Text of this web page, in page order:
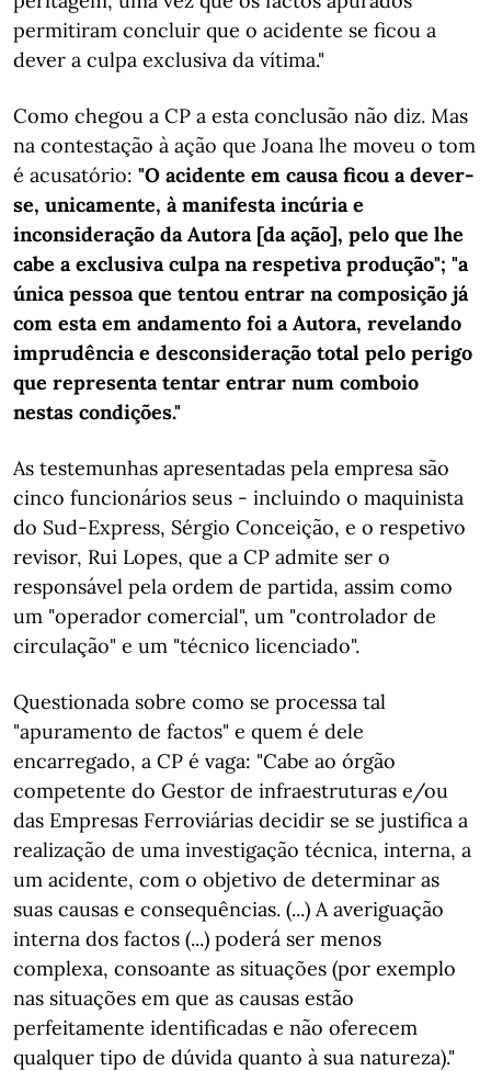
permitiram concluir que o acidente se ficou a
dever a culpa exclusiva da vítima."
Como chegou a CP a esta conclusão não diz. Mas
na contestação à ação que Joana lhe moveu o tom
é acusatório: "O acidente em causa ficou a dever-
se, unicamente, à manifesta incúria e
inconsideração da Autora [da ação], pelo que lhe
cabe a exclusiva culpa na respetiva produção"; "a
única pessoa que tentou entrar na composição já
com esta em andamento foi a Autora, revelando
imprudência e desconsideração total pelo perigo
que representa tentar entrar num comboio
nestas condições."
As testemunhas apresentadas pela empresa são
cinco funcionários seus - incluindo o maquinista
do Sud-Express, Sérgio Conceição, e o respetivo
revisor, Rui Lopes, que a CP admite ser o
responsável pela ordem de partida, assim como
um "operador comercial", um "controlador de
circulação" e um "técnico licenciado".
Questionada sobre como se processa tal
"apuramento de factos" e quem é dele
encarregado, a CP é vaga: "Cabe ao órgão
competente do Gestor de infraestruturas e/ou
das Empresas Ferroviárias decidir se se justifica a
realização de uma investigação técnica, interna, a
um acidente, com o objetivo de determinar as
suas causas e consequências. (...) A averiguação
interna dos factos (...) poderá ser menos
complexa, consoante as situações (por exemplo
nas situações em que as causas estão
perfeitamente identificadas e não oferecem
qualquer tipo de dúvida quanto à sua natureza)."